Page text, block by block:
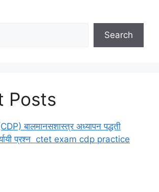
Search
Posts
बालमानसशास्त्र अध्यापन पद्धती
प्रश्न ctet exam cdp practice